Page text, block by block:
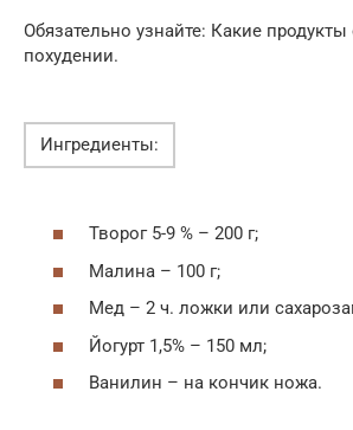
Обязательно узнайте: Какие продукты
похудении.
Ингредиенты:
Творог 5-9 % – 200 г;
Малина – 100 г;
Мед – 2 ч. ложки или
Йогурт 1,5% – 150 мл;
Ванилин – на кончик ножа.